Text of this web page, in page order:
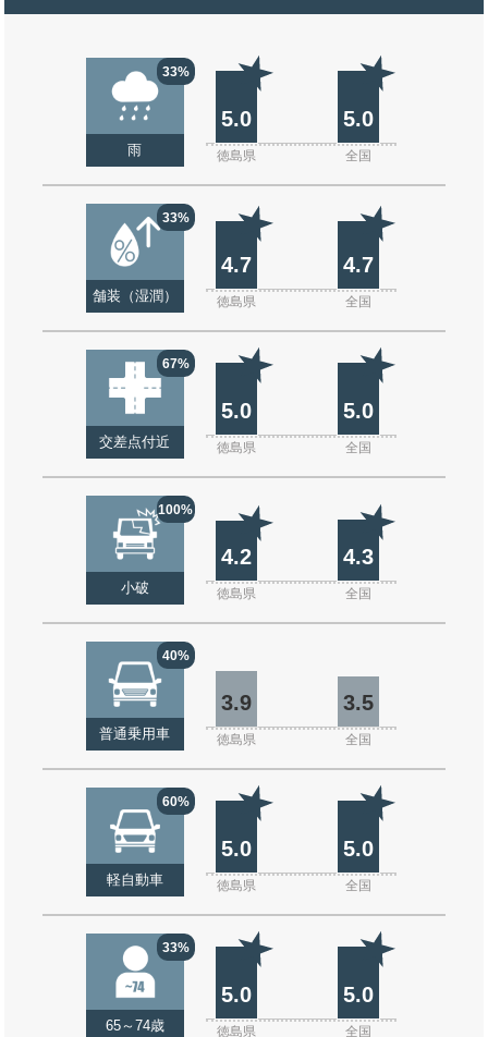
33%
雨
5.0 5.0
徳島県 全国
33%
舗装（湿潤）
4.7 4.7
徳島県 全国
67%
交差点付近
5.0 5.0
徳島県 全国
100%
小破
4.2 4.3
徳島県 全国
40%
普通乗用車
3.9 3.5
徳島県 全国
60%
軽自動車
5.0 5.0
徳島県 全国
33%
65～74歳
5.0 5.0
徳島県 全国